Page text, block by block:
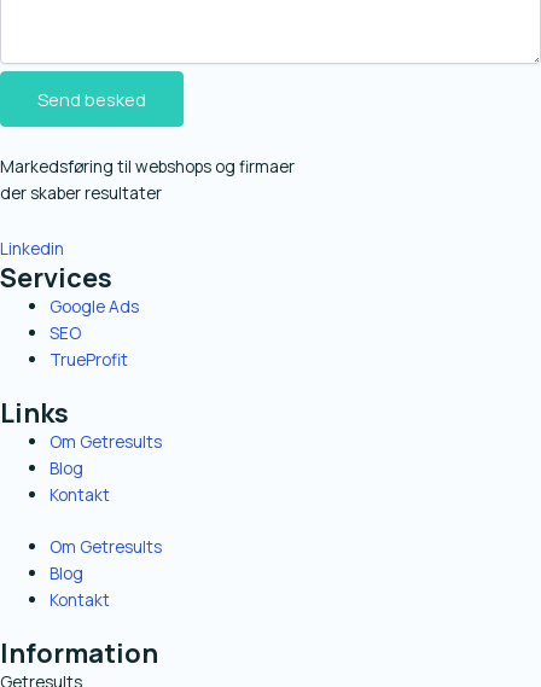
Send besked
Markedsføring til webshops og firmaer
der skaber resultater
Linkedin
Services
Google Ads
SEO
TrueProfit
Links
Om Getresults
Blog
Kontakt
Om Getresults
Blog
Kontakt
Information
Getresults